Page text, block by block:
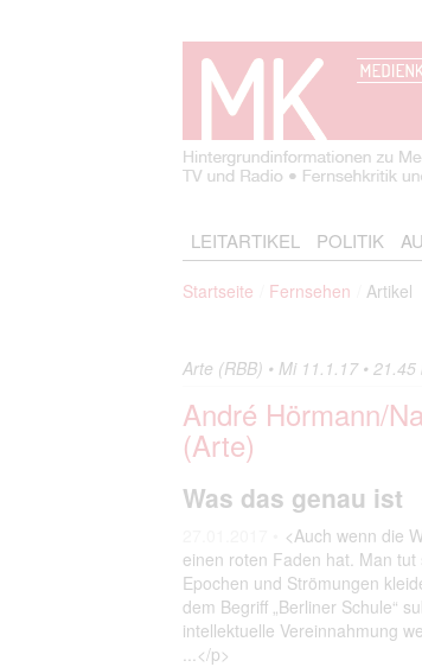
LEITARTIKEL POLITIK
Startseite Fernsehen Artikel
Arte (RBB) • Mi 11.1.17 •
André Hörmann/
(Arte)
Was das genau ist
<Auch wenn die
einen roten Faden hat. Man tut
Epochen und Strömungen
dem Begriff „Berliner Schule“
intellektuelle Vereinnahmung
...</p>